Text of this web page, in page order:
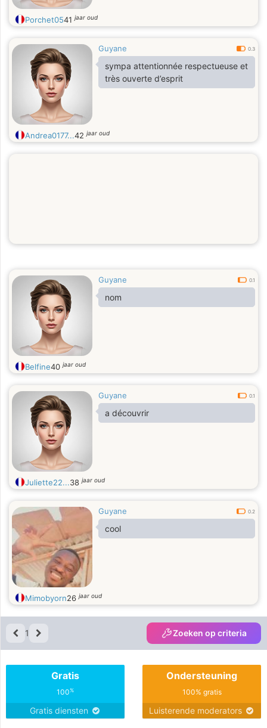
Porchet0541jaar oud
Guyane 0.3
sympa attentionnée respectueuse et
très ouverte d’esprit
Andrea0177...42jaar oud
Guyane 0.1
nom
Belfine40jaar oud
Guyane 0.1
a découvrir
Juliette22...38jaar oud
Guyane 0.2
cool
Mimobyorn26jaar oud
1 Zoeken op criteria
Gratis
100%
Gratis diensten
Ondersteuning
100% gratis
Luisterende moderators